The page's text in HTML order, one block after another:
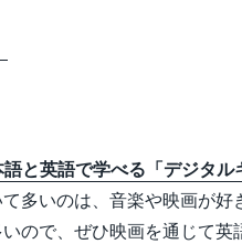
と英語で学べる「デジタル
多いのは、音楽や映画が
ので、ぜひ映画を通じて